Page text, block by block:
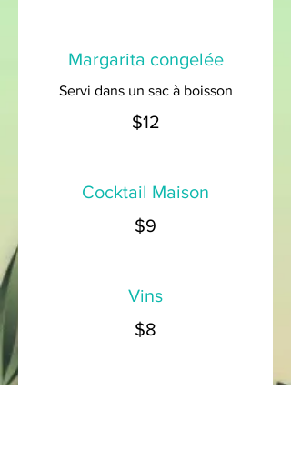
Margarita congelée
Servi dans un sac à boisson
$12
Cocktail Maison
$9
Vins
$8